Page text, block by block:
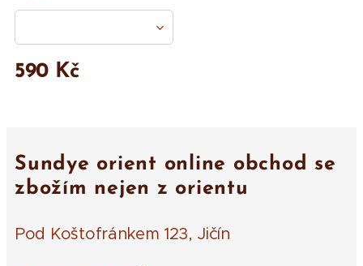
590 Kč
Sundye orient online obchod se
zbožím nejen z orientu
Pod Koštofránkem 123, Jičín